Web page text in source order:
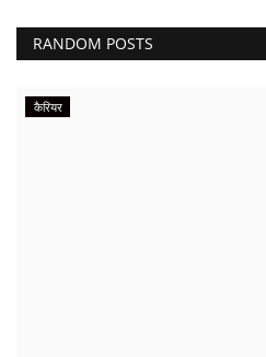
RANDOM POSTS
कैरियर